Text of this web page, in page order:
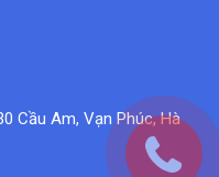
Cầu Am, Vạn Phúc, Hà